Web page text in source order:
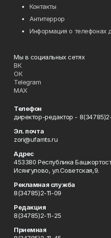
Контакты
Антитеррор
Информация о телефонах
Мы в социальных сетях
ВК
ОК
Telegram
MAX
Телефон
директор-редактор -
Эл. почта
zori@ufamts.ru
Адрес
453380 Республика
Исянгулово, ул.Советская,9.
Рекламная служба
8(34785)2-11-09
Редакция
8(34785)2-11-25
Приемная